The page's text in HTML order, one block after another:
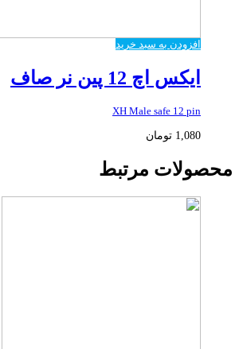
افزودن به سبد خرید
ایکس اچ 12 پین نر صاف
XH Male safe 12 pin
1,080 تومان
محصولات مرتبط